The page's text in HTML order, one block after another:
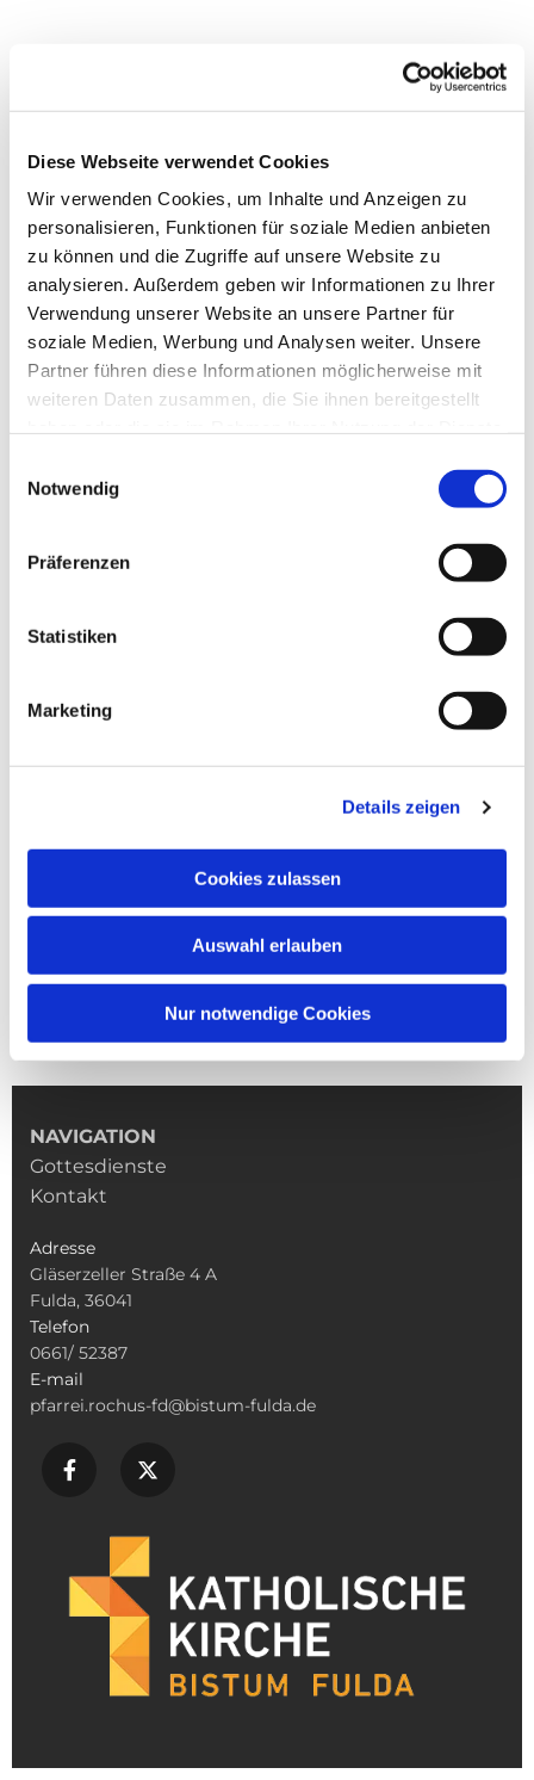
Diese Webseite verwendet Cookies
Wir verwenden Cookies, um Inhalte und Anzeigen zu
personalisieren, Funktionen für soziale Medien anbieten
zu können und die Zugriffe auf unsere Website zu
analysieren. Außerdem geben wir Informationen zu Ihrer
Verwendung unserer Website an unsere Partner für
soziale Medien, Werbung und Analysen weiter. Unsere
Partner führen diese Informationen möglicherweise mit
weiteren Daten zusammen, die Sie ihnen bereitgestellt
Notwendig
Präferenzen
Statistiken
Marketing
Details zeigen
Cookies zulassen
Auswahl erlauben
Nur notwendige Cookies
Dies könnte Sie auch
interessieren
NAVIGATION
Gottesdienste
Kontakt
Adresse
Gläserzeller Straße 4 A
Fulda, 36041
Telefon
0661/ 52387
E-mail
pfarrei.rochus-fd@bistum-fulda.de